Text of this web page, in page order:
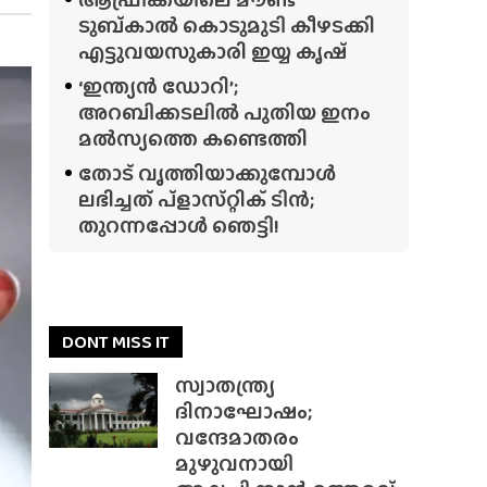
ടുബ്‌കാൽ കൊടുമുടി കീഴടക്കി
എട്ടുവയസുകാരി ഇയ്യ കൃഷ്
‘ഇന്ത്യൻ ഡോറി’;
അറബിക്കടലിൽ പുതിയ ഇനം
മൽസ്യത്തെ കണ്ടെത്തി
തോട് വൃത്തിയാക്കുമ്പോൾ
ലഭിച്ചത് പ്‌ളാസ്‌റ്റിക് ടിൻ;
തുറന്നപ്പോൾ ഞെട്ടി!
DONT MISS IT
സ്വാതന്ത്ര്യ
ദിനാഘോഷം;
വന്ദേമാതരം
മുഴുവനായി